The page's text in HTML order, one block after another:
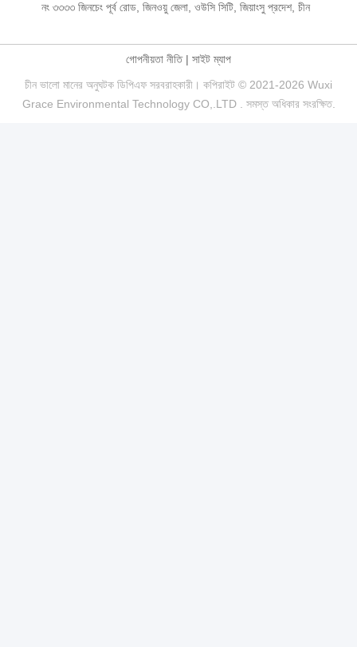
নং ৩৩৩৩ জিনচেং পূর্ব রোড, জিনওয়ু জেলা, ওউসি সিটি, জিয়াংসু প্রদেশ, চীন
গোপনীয়তা নীতি| সাইট ম্যাপ
চীন ভালো মানের অনুঘটক ডিপিএফ সরবরাহকারী। কপিরাইট © 2021-2026 Wuxi
Grace Environmental Technology CO,.LTD . সমস্ত অধিকার সংরক্ষিত.